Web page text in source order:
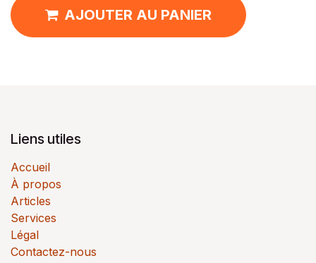
AJOUTER AU PANIER
Liens utiles
Accueil
À propos
Articles
Services
Légal
Contactez-nous